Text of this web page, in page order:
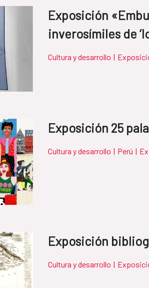
Exposición
inverosímiles de
Cultura y desarrollo |
Exposición 25
Cultura y desarrollo | Perú |
Exposición
Cultura y desarrollo |